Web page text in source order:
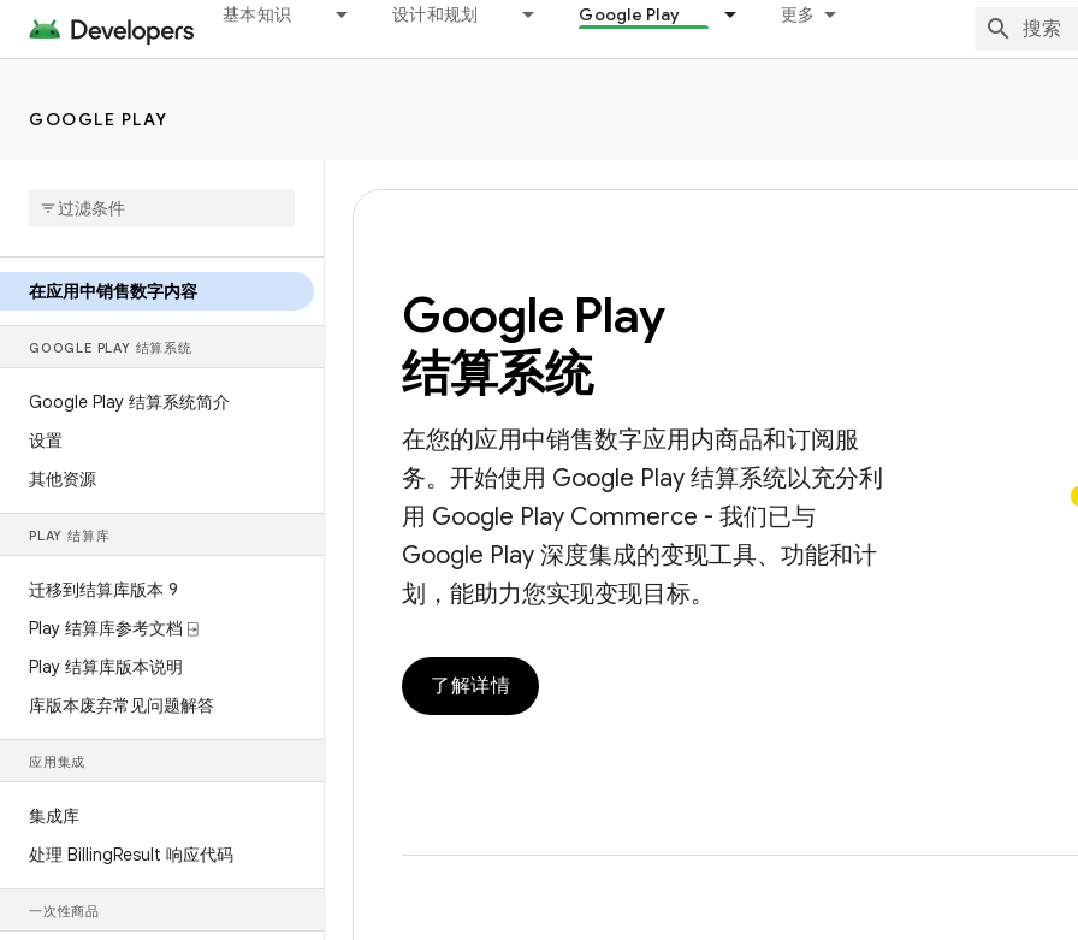
基本知识 设计和规划 Google Play 更多
GOOGLE PLAY
在应用中销售数字内容
GOOGLE PLAY 结算系统
Google Play 结算系统简介
设置
其他资源
PLAY 结算库
迁移到结算库版本 9
Play 结算库参考文档 ⍈
Play 结算库版本说明
库版本废弃常见问题解答
应用集成
集成库
处理 BillingResult 响应代码
一次性商品
Google Play
结算系统
在您的应用中销售数字应用内商品和订阅服
务。开始使用 Google Play 结算系统以充分利
用 Google Play Commerce - 我们已与
Google Play 深度集成的变现工具、功能和计
划，能助力您实现变现目标。
了解详情